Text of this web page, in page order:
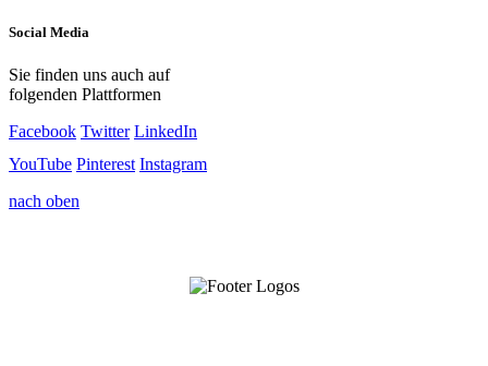
Social Media
Sie finden uns auch auf
folgenden Plattformen
Facebook Twitter LinkedIn
YouTube Pinterest Instagram
nach oben